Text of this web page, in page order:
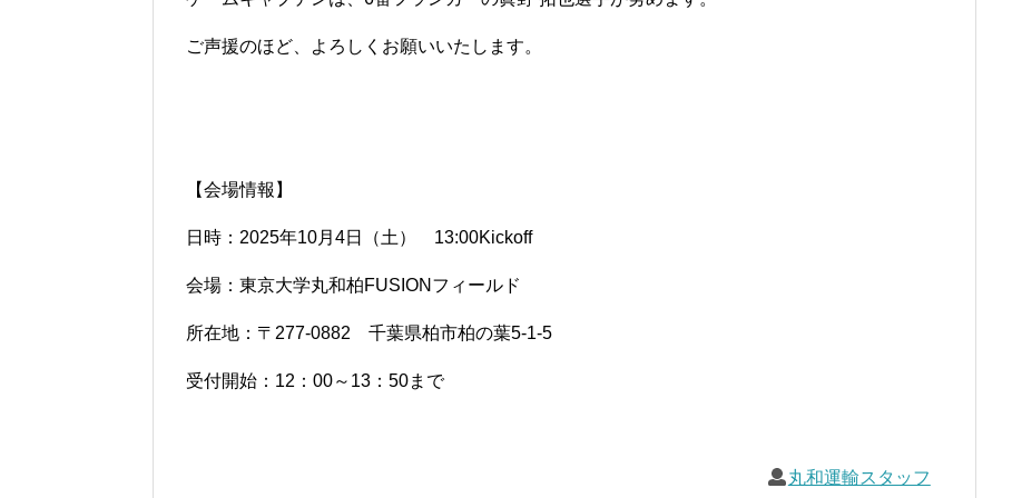
ご声援のほど、よろしくお願いいたします。
【会場情報】
日時：2025年10月4日（土） 13:00Kickoff
会場：東京大学丸和柏FUSIONフィールド
所在地：〒277-0882 千葉県柏市柏の葉5-1-5
受付開始：12：00～13：50まで
丸和運輸スタッフ